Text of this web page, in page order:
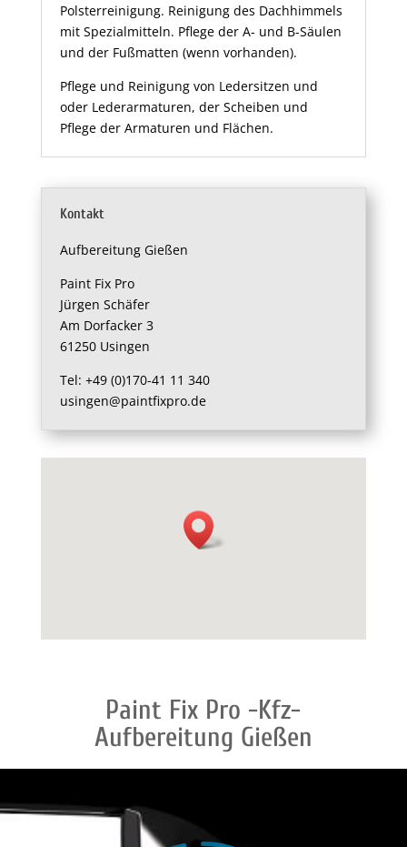
Polsterreinigung. Reinigung des Dachhimmels
mit Spezialmitteln. Pflege der A- und B-Säulen
und der Fußmatten (wenn vorhanden).
Pflege und Reinigung von Ledersitzen und
oder Lederarmaturen, der Scheiben und
Pflege der Armaturen und Flächen.
Kontakt
Aufbereitung Gießen
Paint Fix Pro
Jürgen Schäfer
Am Dorfacker 3
61250 Usingen
Tel: +49 (0)170-41 11 340
usingen@paintfixpro.de
Paint Fix Pro -Kfz-
Aufbereitung Gießen